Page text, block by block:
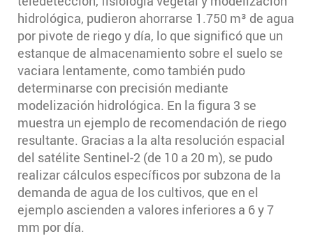
hidrológica, pudieron ahorrarse 1.750 m³ de agua
por pivote de riego y día, lo que significó que un
estanque de almacenamiento sobre el suelo se
vaciara lentamente, como también pudo
determinarse con precisión mediante
modelización hidrológica. En la figura 3 se
muestra un ejemplo de recomendación de riego
resultante. Gracias a la alta resolución espacial
del satélite Sentinel-2 (de 10 a 20 m), se pudo
realizar cálculos específicos por subzona de la
demanda de agua de los cultivos, que en el
ejemplo ascienden a valores inferiores a 6 y 7
mm por día.